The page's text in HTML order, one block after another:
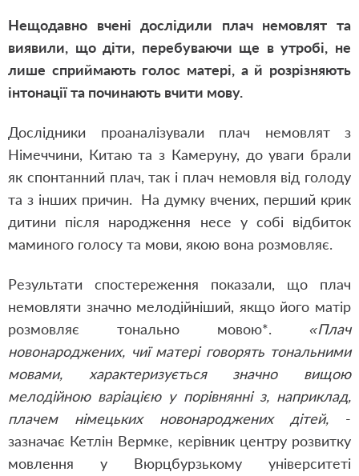
Нещодавно вчені дослідили плач немовлят та
виявили, що діти, перебуваючи ще в утробі, не
лише сприймають голос матері, а й розрізняють
інтонації та починають вчити мову.
Дослідники проаналізували плач немовлят з
Німеччини, Китаю та з Камеруну, до уваги брали
як спонтанний плач, так і плач немовля від голоду
та з інших причин. На думку вчених, перший крик
дитини після народження несе у собі відбиток
маминого голосу та мови, якою вона розмовляє.
Результати спостереження показали, що плач
немовляти значно мелодійніший, якщо його матір
розмовляє тонально мовою*. «Плач
новонароджених, чиї матері говорять тональними
мовами, характеризується значно вищою
мелодійною варіацією у порівнянні з, наприклад,
плачем німецьких новонароджених дітей, -
зазначає Кетлін Вермке, керівник центру розвитку
мовлення у Вюрцбурзькому університеті